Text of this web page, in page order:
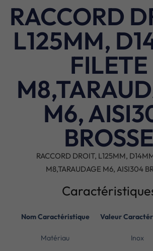
RACCORD
L125MM,
FILETE
M6,
BROSSE
RACCORD DROIT, L125MM,
M8,TARAUDAGE M6, AISI304
Nom Caractéristique Valeur
Matériau Inox